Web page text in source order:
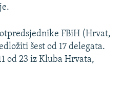
FBiH (Hrvat,
šest od 17 delegata.
od 23 iz Kluba Hrvata,